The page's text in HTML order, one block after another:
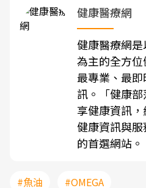
健康醫療網
健康醫療網
為主的全方
最專業、最
訊。「健康
享健康資訊
健康資訊與
的首選網站。
#魚油 #OMEGA